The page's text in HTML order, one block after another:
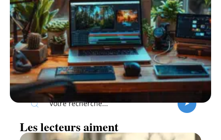
Recherche
Les lecteurs aiment